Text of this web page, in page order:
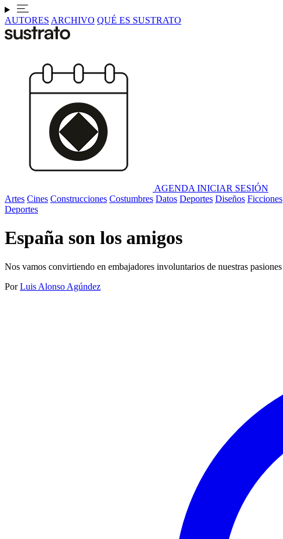
AUTORES ARCHIVO QUÉ ES SUSTRATO
AGENDA INICIAR SESIÓN
Artes Cines Construcciones Costumbres Datos Deportes Diseños Ficciones
Deportes
España son los amigos
Nos vamos convirtiendo en embajadores involuntarios de nuestras pasiones
Por Luis Alonso Agúndez